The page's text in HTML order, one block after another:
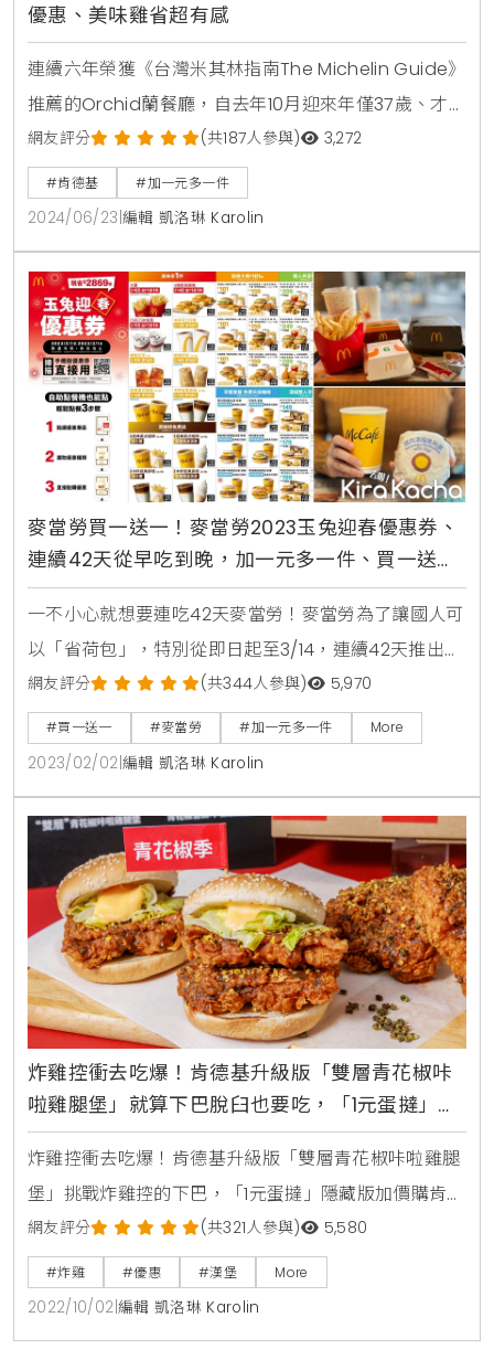
優惠、美味雞省超有感
連續六年榮獲《台灣米其林指南The Michelin Guide》
推薦的Orchid蘭餐廳，自去年10月迎來年僅37歲、才
華洋溢的日籍主廚Sato Kiyoshi佐藤清坐鎮，他以純熟
精湛的西式烹調手法精彩演繹充滿巧思、食趣且美輪美
奐的當代日本料理，為台北餐飲帶來一抹獨樹一格的嶄
新風貌，深受城中食饕讚譽與喜愛！即日起，Sato主
廚將獻上全新繽紛盛夏菜單，嚴選日本藍鰭鮪魚、生
蠔、馬加鰆魚等時令肥美海鮮
網友評分 (共187人參與) 3,272
#肯德基 #加一元多一件
2024/06/23 編輯 凱洛琳 Karolin
麥當勞買一送一！麥當勞2023玉兔迎春優惠券、
連續42天從早吃到晚，加一元多一件、買一送
一、買咖啡送蛋捲冰淇淋
一不小心就想要連吃42天麥當勞！麥當勞為了讓國人可
以「省荷包」，特別從即日起至3/14，連續42天推出
2023「玉兔迎春優惠券」，除了有國人最喜歡的加一
元多一件、買一送一，還有早餐最愛的套餐免費升級咖
啡，整張券狂省超過2869元。麥當勞最新「玉兔迎春
優惠券」共祭出9大系列、47種超殺優惠組合。其中，
必搶4塊麥克雞塊、大薯、冰炫風「加1元多吃1件」，還
有「可樂、蜂蜜奶茶、經典那堤」買一送一。同時「買
網友評分 (共344人參與) 5,970
#買一送一 #麥當勞 #加一元多一件 More
2023/02/02 編輯 凱洛琳 Karolin
炸雞控衝去吃爆！肯德基升級版「雙層青花椒咔
啦雞腿堡」就算下巴脫臼也要吃，「1元蛋撻」隱
藏版加價購
炸雞控衝去吃爆！肯德基升級版「雙層青花椒咔啦雞腿
堡」挑戰炸雞控的下巴，「1元蛋撻」隱藏版加價購肯德
基「雙層青花椒咔啦雞腿堡」售價：1、雙層青花椒咔拉
雞腿堡 179元2、雙層青花椒咔拉雞腿堡個人餐 199元雙
層青花椒咔啦雞腿堡X1+香酥脆薯(中)X1+中可X13、雙層
青花椒咔拉雞腿堡精選套餐 235元雙層青花椒咔拉雞腿
網友評分 (共321人參與) 5,580
#炸雞 #優惠 #漢堡 More
2022/10/02 編輯 凱洛琳 Karolin